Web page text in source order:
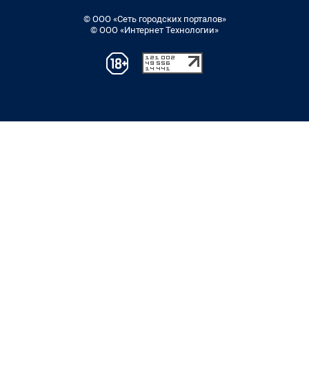
© ООО «Сеть городских порталов»
© ООО «Интернет Технологии»